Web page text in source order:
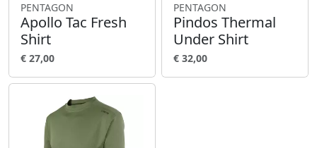
PENTAGON
Apollo Tac Fresh
Shirt
€ 27,00
PENTAGON
Pindos Thermal
Under Shirt
€ 32,00